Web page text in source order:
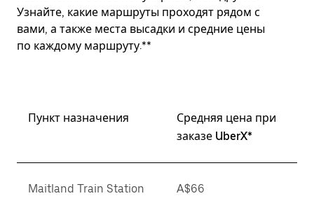
Узнайте, какие маршруты проходят рядом с
вами, а также места высадки и средние цены
по каждому маршруту.**
Пункт назначения
Средняя цена при
заказе UberX*
Maitland Train Station A$66